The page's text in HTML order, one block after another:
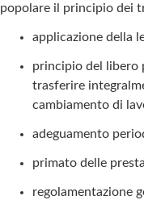
popolare il principio dei
applicazione della
principio del libero
trasferire
cambiamento di
adeguamento
primato delle
regolamentazione